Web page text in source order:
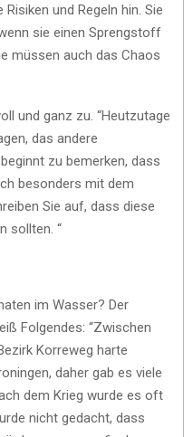
und Regeln hin. Sie
sie einen Sprengstoff
müssen auch das Chaos
und ganz zu. “Heutzutage
das andere
zu bemerken, dass
besonders mit dem
Sie auf, dass diese
sollten. “
im Wasser? Der
Folgendes: “Zwischen
Korreweg harte
daher gab es viele
dem Krieg wurde es oft
nicht gedacht, dass